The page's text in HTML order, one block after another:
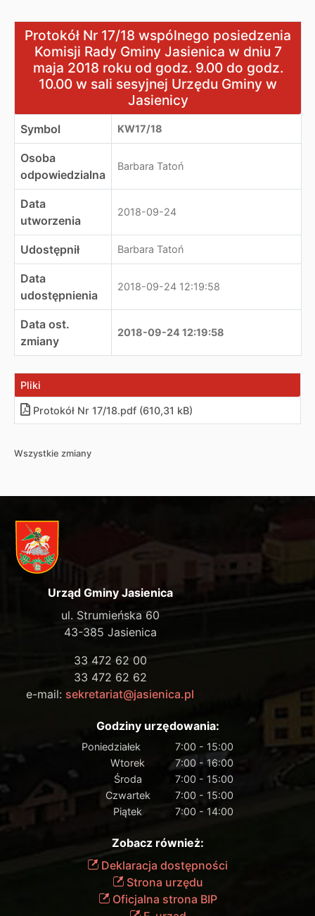
Protokół Nr 17/18 wspólnego posiedzenia Komisji
Protokół Nr 17/18 wspólnego posiedzenia
Komisji Rady Gminy Jasienica w dniu 7
maja 2018 roku od godz. 9.00 do godz.
10.00 w sali sesyjnej Urzędu Gminy w
Jasienicy
Symbol KW17/18
Osoba
odpowiedzialna
Barbara Tatoń
Data
utworzenia
2018-09-24
Udostępnił Barbara Tatoń
Data
udostępnienia
2018-09-24 12:19:58
Data ost.
zmiany
2018-09-24 12:19:58
Pliki
Protokół Nr 17/18.pdf (610,31 kB)
Wszystkie zmiany
Urząd Gminy Jasienica
ul. Strumieńska 60
43-385 Jasienica
33 472 62 00
33 472 62 62
e-mail: sekretariat@jasienica.pl
Godziny urzędowania:
Poniedziałek
7:00 - 15:00
Wtorek
7:00 - 16:00
Środa
7:00 - 15:00
Czwartek
7:00 - 15:00
Piątek
7:00 - 14:00
Zobacz również:
Deklaracja dostępności
Strona urzędu
Oficjalna strona BIP